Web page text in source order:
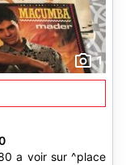
1
a voir sur ^place